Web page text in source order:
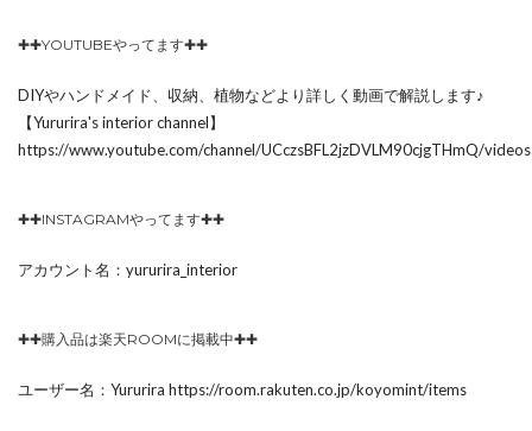
✚✚YOUTUBEやってます✚✚
DIYやハンドメイド、収納、植物などより詳しく動画で解説します♪
【Yururira's interior channel】
https://www.youtube.com/channel/UCczsBFL2jzDVLM90cjgTHmQ/videos
✚✚INSTAGRAMやってます✚✚
アカウント名：yururira_interior
✚✚購入品は楽天ROOMに掲載中✚✚
ユーザー名：Yururira https://room.rakuten.co.jp/koyomint/items